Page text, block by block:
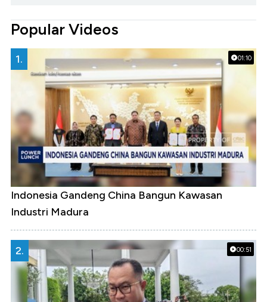
Popular Videos
01:10
1.
Indonesia Gandeng China Bangun Kawasan
Industri Madura
00:51
2.